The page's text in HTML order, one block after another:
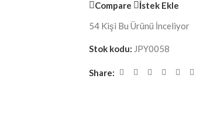
Compare
İstek Ekle
54 Kişi Bu Ürünü İnceliyor
Stok kodu: JPY0058
Share: